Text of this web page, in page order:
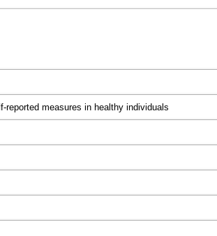
reported measures in healthy individuals